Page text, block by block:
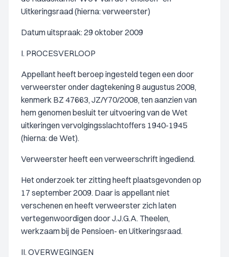
Uitkeringsraad (hierna: verweerster)
Datum uitspraak: 29 oktober 2009
I. PROCESVERLOOP
Appellant heeft beroep ingesteld tegen een door
verweerster onder dagtekening 8 augustus 2008,
kenmerk BZ 47663, JZ/Y70/2008, ten aanzien van
hem genomen besluit ter uitvoering van de Wet
uitkeringen vervolgingsslachtoffers 1940-1945
(hierna: de Wet).
Verweerster heeft een verweerschrift ingediend.
Het onderzoek ter zitting heeft plaatsgevonden op
17 september 2009. Daar is appellant niet
verschenen en heeft verweerster zich laten
vertegenwoordigen door J.J.G.A. Theelen,
werkzaam bij de Pensioen- en Uitkeringsraad.
II. OVERWEGINGEN